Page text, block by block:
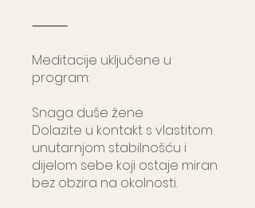
⸻
Meditacije uključene u
program:
Snaga duše žene
Dolazite u kontakt s vlastitom
unutarnjom stabilnošću i
dijelom sebe koji ostaje miran
bez obzira na okolnosti.